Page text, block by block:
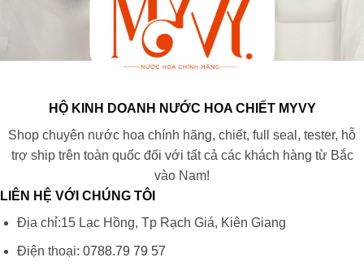
HỘ KINH DOANH NƯỚC HOA CHIẾT MYVY
Shop chuyên nước hoa chính hãng, chiết, full seal, tester, hỗ
trợ ship trên toàn quốc đối với tất cả các khách hàng từ Bắc
vào Nam!
LIÊN HỆ VỚI CHÚNG TÔI
Địa chỉ:15 Lạc Hồng, Tp Rạch Giá, Kiên Giang
Điện thoại: 0788.79 79 57